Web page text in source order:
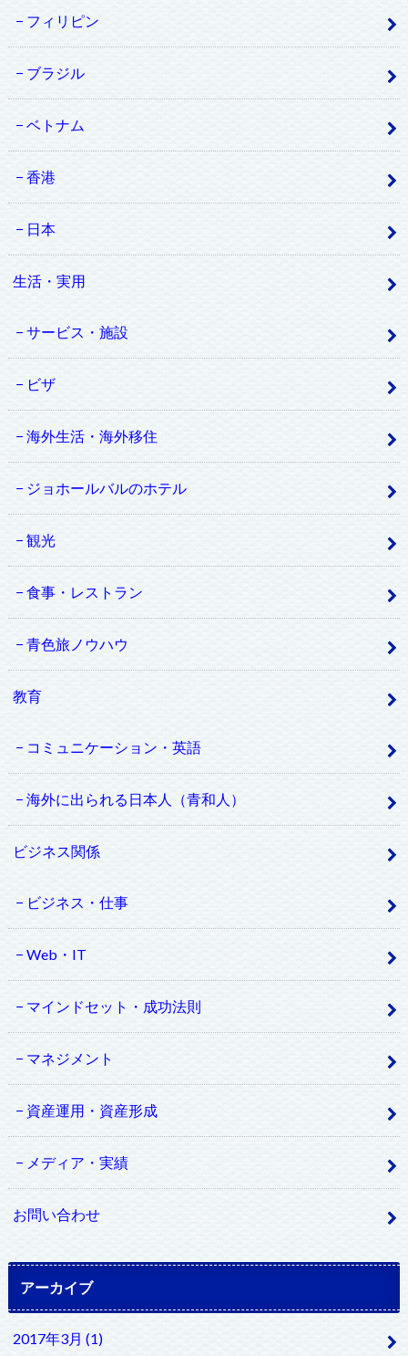
フィリピン
ブラジル
ベトナム
香港
日本
生活・実用
サービス・施設
ビザ
海外生活・海外移住
ジョホールバルのホテル
観光
食事・レストラン
青色旅ノウハウ
教育
コミュニケーション・英語
海外に出られる日本人（青和人）
ビジネス関係
ビジネス・仕事
Web・IT
マインドセット・成功法則
マネジメント
資産運用・資産形成
メディア・実績
お問い合わせ
アーカイブ
2017年3月 (1)